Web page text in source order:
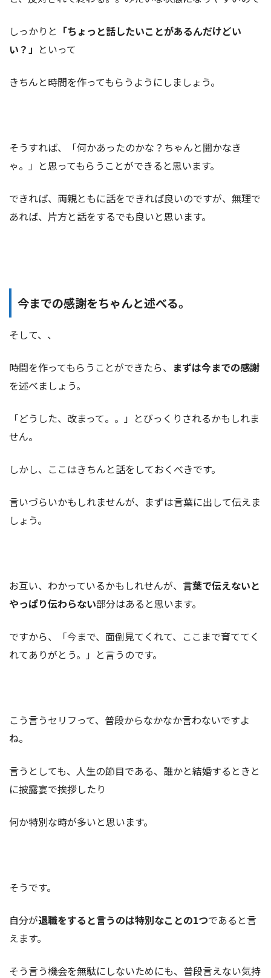
しっかりと 「ちょっと話したいことがあるんだけどい
い？」 といって
きちんと時間を作ってもらうようにしましょう。
そうすれば、「何かあったのかな？ちゃんと聞かなき
ゃ。」と思ってもらうことができると思います。
できれば、両親ともに話をできれば良いのですが、無理で
あれば、片方と話をするでも良いと思います。
今までの感謝をちゃんと述べる。
そして、、
時間を作ってもらうことができたら、 まずは今までの感謝
を述べましょう。
「どうした、改まって。。」とびっくりされるかもしれま
せん。
しかし、ここはきちんと話をしておくべきです。
言いづらいかもしれませんが、まずは言葉に出して伝えま
しょう。
お互い、わかっているかもしれせんが、 言葉で伝えないと
やっぱり伝わらない部分はあると思います。
ですから、「今まで、面倒見てくれて、ここまで育ててく
れてありがとう。」と言うのです。
こう言うセリフって、普段からなかなか言わないですよ
ね。
言うとしても、人生の節目である、誰かと結婚するときと
に披露宴で挨拶したり
何か特別な時が多いと思います。
そうです。
自分が退職をすると言うのは特別なことの1つであると言
えます。
そう言う機会を無駄にしないためにも、普段言えない気持